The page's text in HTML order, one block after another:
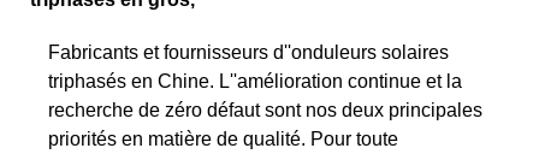
Fabricants et fournisseurs d''onduleurs solaires
triphasés en Chine. L''amélioration continue et la
recherche de zéro défaut sont nos deux principales
priorités en matière de qualité. Pour toute